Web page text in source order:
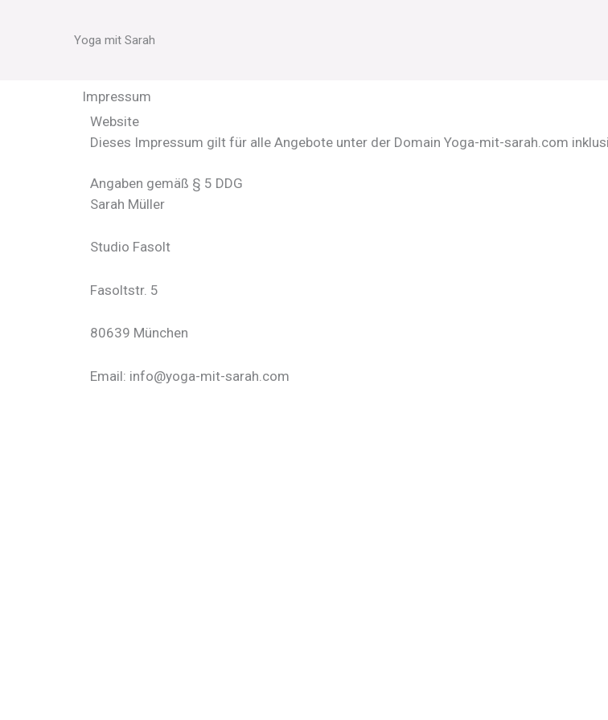
Yoga mit Sarah
Impressum
Website
Dieses Impressum gilt für alle Angebote unter der Domain Yoga-mit-sarah.com
Angaben gemäß § 5 DDG
Sarah Müller
Studio Fasolt
Fasoltstr. 5
80639 München
Email: info@yoga-mit-sarah.com